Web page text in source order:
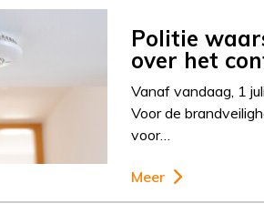
Politie
over het
Vanaf vandaag, 1
Voor de
voor…
Meer